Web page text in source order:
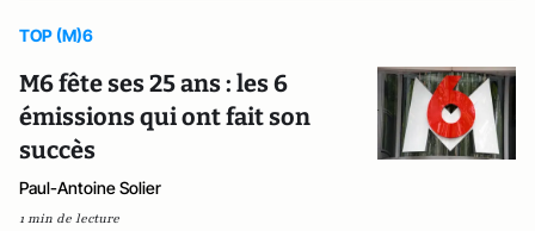
TOP (M)6
M6 fête ses 25 ans : les 6
émissions qui ont fait son
succès
Paul-Antoine Solier
1 min de lecture